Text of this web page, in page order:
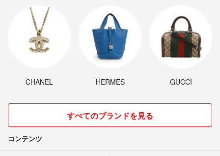
CHANEL HERMES GUCCI
すべてのブランドを見る
コンテンツ